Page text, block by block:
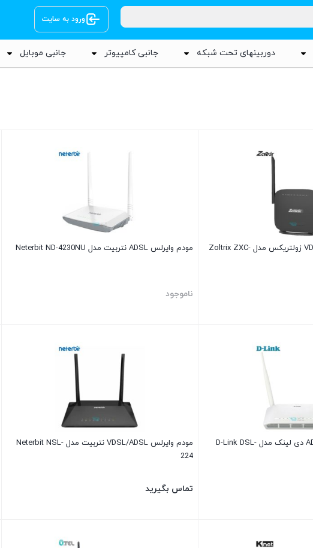
ورود به سایت
دوربینهای تحت شبکه جانبی کامپیوتر جانبی موبایل
مودم وایرلس VDSL/ADSL زولتریکس مدل Zoltrix ZXC-
مودم وایرلس ADSL نتربیت مدل Neterbit ND-4230NU
ناموجود
مودم وایرلس ADSL N300 دی لینک مدل D-Link DSL-
مودم وایرلس VDSL/ADSL نتربیت مدل Neterbit NSL-
224
تماس بگیرید